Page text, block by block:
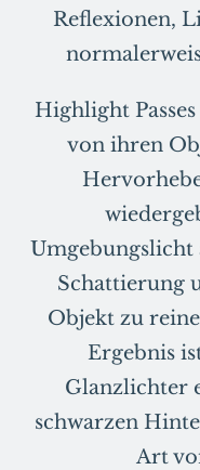
Reflexionen,
Highlight
von ihren
Umgebungslicht
Schattierung
Objekt zu
Ergebnis
Glanzlichter
schwarzen
Art